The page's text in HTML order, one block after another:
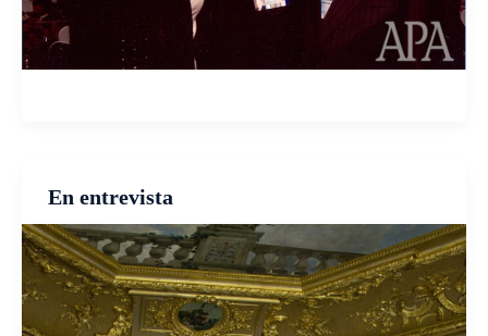
En entrevista